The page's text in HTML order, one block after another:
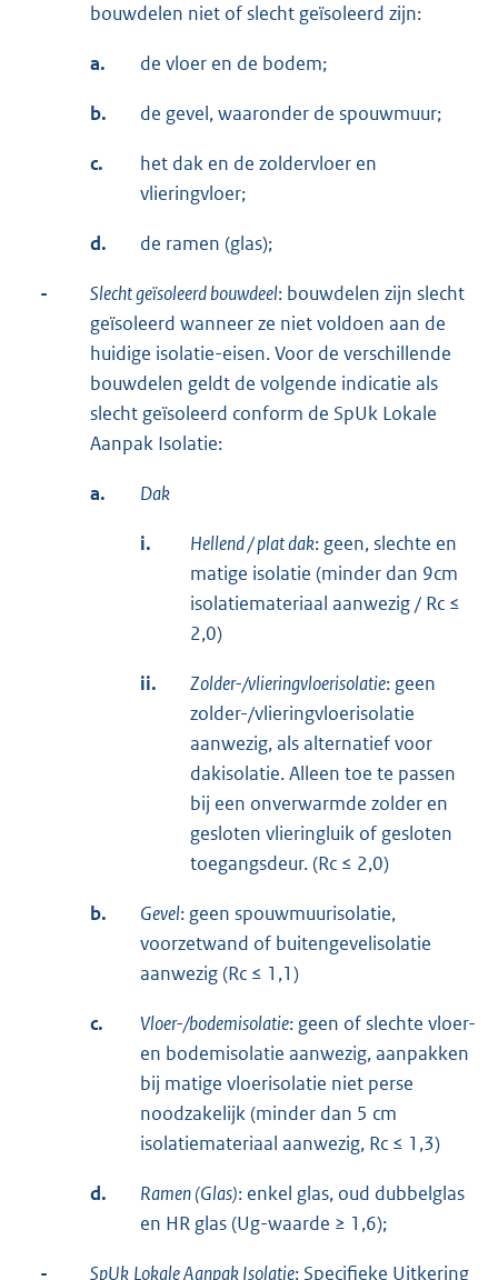
bouwdelen niet of slecht geïsoleerd zijn:
a. de vloer en de bodem;
b. de gevel, waaronder de spouwmuur;
c.
het dak en de zoldervloer en
vlieringvloer;
d. de ramen (glas);
- Slecht geïsoleerd bouwdeel: bouwdelen zijn slecht
geïsoleerd wanneer ze niet voldoen aan de
huidige isolatie-eisen. Voor de verschillende
bouwdelen geldt de volgende indicatie als
slecht geïsoleerd conform de SpUk Lokale
Aanpak Isolatie:
a. Dak
i. Hellend / plat dak: geen, slechte en
matige isolatie (minder dan 9cm
isolatiemateriaal aanwezig / Rc ≤
2,0)
ii. Zolder-/vlieringvloerisolatie: geen
zolder-/vlieringvloerisolatie
aanwezig, als alternatief voor
dakisolatie. Alleen toe te passen
bij een onverwarmde zolder en
gesloten vlieringluik of gesloten
toegangsdeur. (Rc ≤ 2,0)
b. Gevel: geen spouwmuurisolatie,
voorzetwand of buitengevelisolatie
aanwezig (Rc ≤ 1,1)
c. Vloer-/bodemisolatie: geen of slechte vloer-
en bodemisolatie aanwezig, aanpakken
bij matige vloerisolatie niet perse
noodzakelijk (minder dan 5 cm
isolatiemateriaal aanwezig, Rc ≤ 1,3)
d. Ramen (Glas): enkel glas, oud dubbelglas
en HR glas (Ug-waarde ≥ 1,6);
- SpUk Lokale Aanpak Isolatie: Specifieke Uitkering